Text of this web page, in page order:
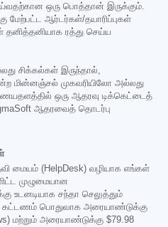
ஒரு பொத்தான் இருக்கும்.
மேற்பட்ட ஆர்டர்கள்/தயாரிப்புகள்
ரத்து செய்ய
சிக்கல்கள் இருந்தால்,
மின்னஞ்சல் முகவரியிலோ அல்லது
ஒரு ஆதரவு டிக்கெட்டைத்
ஆதரவைத் தொடர்பு
மையம் (HelpDesk) வழியாக எங்கள்
முழுமையான
உடனடியாக சந்தா செலுத்தும்
கட்டணம் பொதுவாக அரையாண்டுக்கு
மற்றும் அரையாண்டுக்கு $79.98